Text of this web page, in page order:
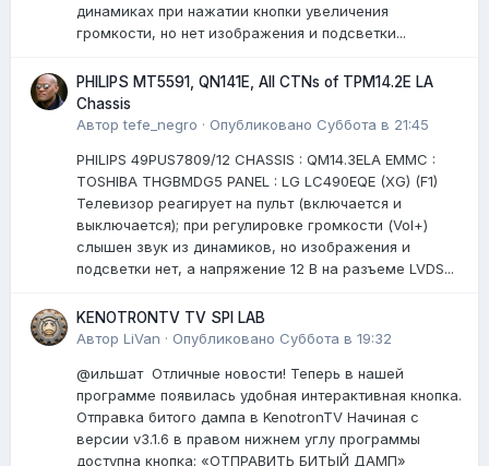
динамиках при нажатии кнопки увеличения
громкости, но нет изображения и подсветки...
PHILIPS MT5591, QN141E, All CTNs of TPM14.2E LA
Chassis
Авторtefe_negro · Опубликовано Суббота в 21:45
PHILIPS 49PUS7809/12 CHASSIS : QM14.3ELA EMMC :
TOSHIBA THGBMDG5 PANEL : LG LC490EQE (XG) (F1)
Телевизор реагирует на пульт (включается и
выключается); при регулировке громкости (Vol+)
слышен звук из динамиков, но изображения и
подсветки нет, а напряжение 12 В на разъеме LVDS...
KENOTRONTV TV SPI LAB
Автор LiVan · Опубликовано Суббота в 19:32
@ильшат Отличные новости! Теперь в нашей
программе появилась удобная интерактивная кнопка.
Отправка битого дампа в KenotronTV Начиная с
версии v3.1.6 в правом нижнем углу программы
доступна кнопка: «ОТПРАВИТЬ БИТЫЙ ДАМП»